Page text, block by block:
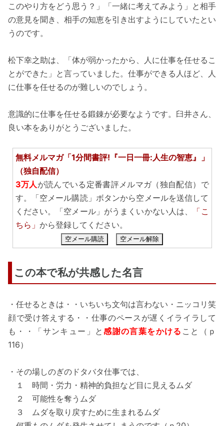
このやり方をどう思う？」「一緒に考えてみよう」と相手
の意見を聞き、相手の知恵を引き出すようにしていたとい
うのです。
松下幸之助は、「体が弱かったから、人に仕事を任せるこ
とができた」と言っていました。仕事ができる人ほど、人
に仕事を任せるのが難しいのでしょう。
意識的に仕事を任せる鍛錬が必要なようです。臼井さん、
良い本をありがとうございました。
無料メルマガ「1分間書評!『一日一冊:人生の智恵』」
（独自配信）
3万人 が読んでいる定番書評メルマガ（独自配信）で
す。「空メール購読」ボタンから空メールを送信して
ください。「空メール」がうまくいかない人は、
「こ
ちら」 から登録してください。
空メール購読 空メール解除
この本で私が共感した名言
・任せるときは・・いちいち文句は言わない・ニッコリ笑
顔で受け答えする・・仕事のペースが遅くイライラして
も・・「サンキュー」と感謝の言葉をかける こと（ｐ
116）
・その場しのぎのドタバタ仕事では、
１ 時間・労力・精神的負担など目に見えるムダ
２ 可能性を奪うムダ
３ ムダを取り戻すために生まれるムダ